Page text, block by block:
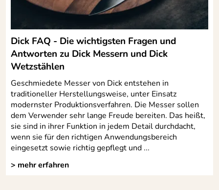
Dick FAQ - Die wichtigsten Fragen und
Antworten zu Dick Messern und Dick
Wetzstählen
Geschmiedete Messer von Dick entstehen in
traditioneller Herstellungsweise, unter Einsatz
modernster Produktionsverfahren. Die Messer sollen
dem Verwender sehr lange Freude bereiten. Das heißt,
sie sind in ihrer Funktion in jedem Detail durchdacht,
wenn sie für den richtigen Anwendungsbereich
eingesetzt sowie richtig gepflegt und ...
> mehr erfahren